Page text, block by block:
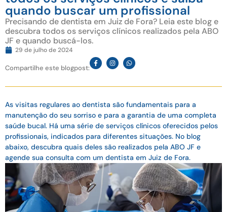
quando buscar um profissional
Precisando de dentista em Juiz de Fora? Leia este blog e
descubra todos os serviços clínicos realizados pela ABO
JF e quando buscá-los.
29 de julho de 2024
Compartilhe este blogpost:
As visitas regulares ao dentista são fundamentais para a
manutenção do seu sorriso e para a garantia de uma completa
saúde bucal. Há uma série de serviços clínicos oferecidos pelos
profissionais, indicados para diferentes situações. No blog
abaixo, descubra quais deles são realizados pela ABO JF e
agende sua consulta com um dentista em Juiz de Fora.